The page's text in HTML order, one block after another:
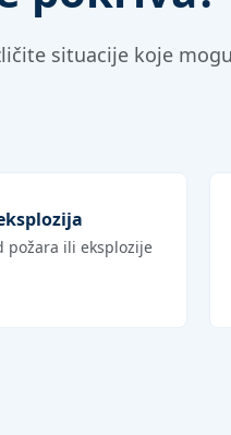
situacije koje
požara ili eksplozije